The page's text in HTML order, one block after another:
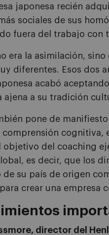
japonesa recién
sociales de sus
fuera del trabajo con
era la asimilación,
diferentes. Esos dos
acabó
ajena a su tradición
pone de
comprensión cognitiva,
objetivo del coaching
es decir, que los
de su país de origen
crear una empresa
director del